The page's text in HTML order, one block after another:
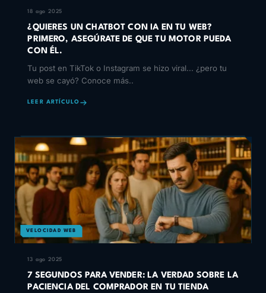
18 ago 2025
¿QUIERES UN CHATBOT CON IA EN TU WEB?
PRIMERO, ASEGÚRATE DE QUE TU MOTOR PUEDA
CON ÉL.
Tu post en TikTok o Instagram se hizo viral... ¿pero tu
web se cayó? Conoce más..
LEER ARTÍCULO
VELOCIDAD WEB
13 ago 2025
7 SEGUNDOS PARA VENDER: LA VERDAD SOBRE LA
PACIENCIA DEL COMPRADOR EN TU TIENDA